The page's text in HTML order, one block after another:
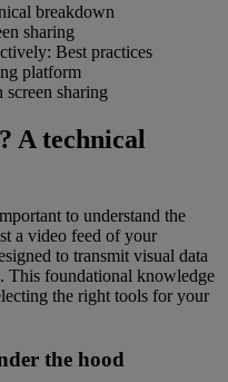
breakdown
sharing
Best practices
platform
sharing
A technical
to understand the
a video feed of your
to transmit visual data
This foundational knowledge
the right tools for your
the hood